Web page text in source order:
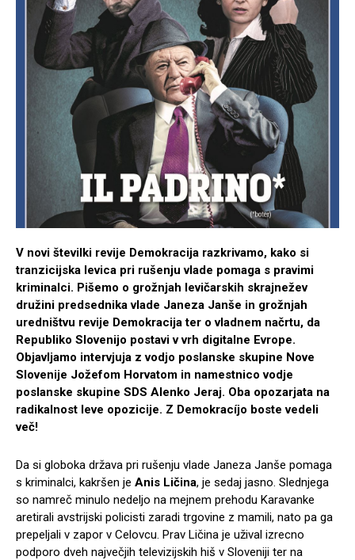
V novi številki revije Demokracija razkrivamo, kako si
tranzicijska levica pri rušenju vlade pomaga s pravimi
kriminalci. Pišemo o grožnjah levičarskih skrajnežev
družini predsednika vlade Janeza Janše in grožnjah
uredništvu revije Demokracija ter o vladnem načrtu, da
Republiko Slovenijo postavi v vrh digitalne Evrope.
Objavljamo intervjuja z vodjo poslanske skupine Nove
Slovenije Jožefom Horvatom in namestnico vodje
poslanske skupine SDS Alenko Jeraj. Oba opozarjata na
radikalnost leve opozicije. Z Demokracíjo boste vedeli
več!
Da si globoka država pri rušenju vlade Janeza Janše pomaga
s kriminalci, kakršen je Anis Ličina, je sedaj jasno. Slednjega
so namreč minulo nedeljo na mejnem prehodu Karavanke
aretirali avstrijski policisti zaradi trgovine z mamili, nato pa ga
prepeljali v zapor v Celovcu. Prav Ličina je užival izrecno
podporo dveh največjih televizijskih hiš v Sloveniji ter na